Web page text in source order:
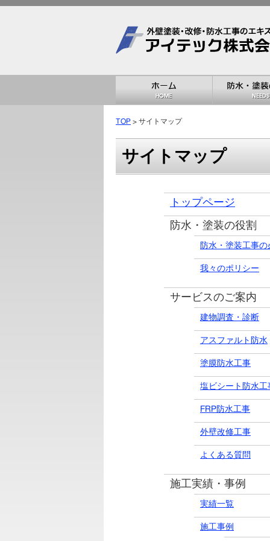
TOP > サイトマップ
サイトマップ
トップページ
防水・塗装の役割
防水・塗装工事の
我々のポリシー
サービスのご案内
建物調査・診断
アスファルト防水
塗膜防水工事
塩ビシート防水工
FRP防水工事
外壁改修工事
よくある質問
施工実績・事例
実績一覧
施工事例